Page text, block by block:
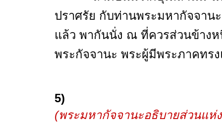
ปราศรัย กับท่านพระมหากัจจาน
แล้ว พากันนั่ง ณ ที่ควรส่วนข้าง
พระกัจจานะ พระผู้มีพระภาคทร
5)
(พระมหากัจจานะอธิบายส่วนแห่